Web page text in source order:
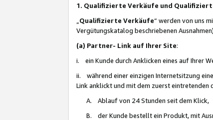
1. Qualifizierte Verkäufe und
Qualifizierte Verkäufe“ werden von uns
Vergütungskatalog beschriebenen
(a) Partner- Link auf Ihrer Site:
i. ein Kunde durch Anklicken eines auf Ihrer
ii. während einer einzigen Internetsitzung
Link anklickt und mit dem zuerst eintretenden
A. Ablauf von 24 Stunden seit dem Klick,
B. der Kunde bestellt ein Produkt, mit